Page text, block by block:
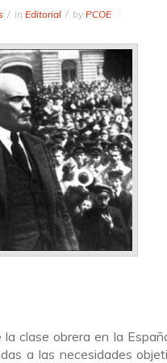
in Editorial by PCOE
clase obrera en la
a las necesidades